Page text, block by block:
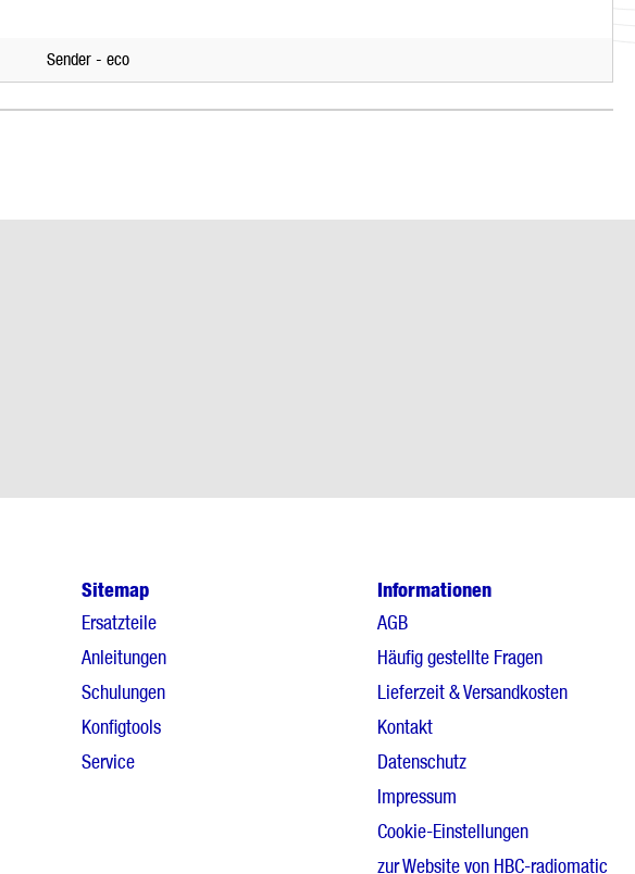
Sender - eco
Sitemap
Ersatzteile
Anleitungen
Schulungen
Konfigtools
Service
Informationen
AGB
Häufig gestellte Fragen
Lieferzeit & Versandkosten
Kontakt
Datenschutz
Impressum
Cookie-Einstellungen
zur Website von HBC-radiomatic